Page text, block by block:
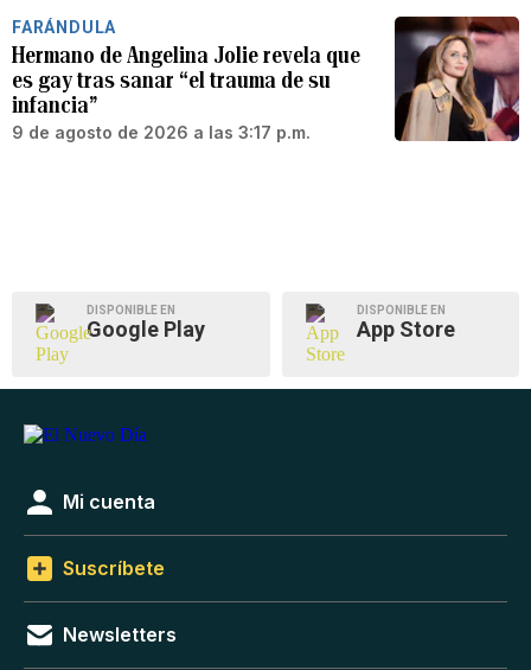
FARÁNDULA
Hermano de Angelina Jolie revela que
es gay tras sanar “el trauma de su
infancia”
9 de agosto de 2026 a las 3:17 p.m.
DISPONIBLE EN
Google Play
DISPONIBLE EN
App Store
Mi cuenta
Suscríbete
Newsletters